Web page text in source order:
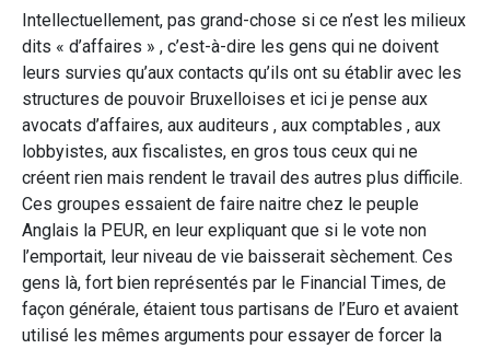
Intellectuellement, pas grand-chose si ce n’est les milieux
dits « d’affaires » , c’est-à-dire les gens qui ne doivent
leurs survies qu’aux contacts qu’ils ont su établir avec les
structures de pouvoir Bruxelloises et ici je pense aux
avocats d’affaires, aux auditeurs , aux comptables , aux
lobbyistes, aux fiscalistes, en gros tous ceux qui ne
créent rien mais rendent le travail des autres plus difficile.
Ces groupes essaient de faire naitre chez le peuple
Anglais la PEUR, en leur expliquant que si le vote non
l’emportait, leur niveau de vie baisserait sèchement. Ces
gens là, fort bien représentés par le Financial Times, de
façon générale, étaient tous partisans de l’Euro et avaient
utilisé les mêmes arguments pour essayer de forcer la